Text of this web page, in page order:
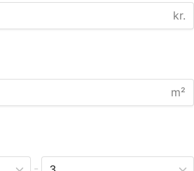
kr.
m²
-